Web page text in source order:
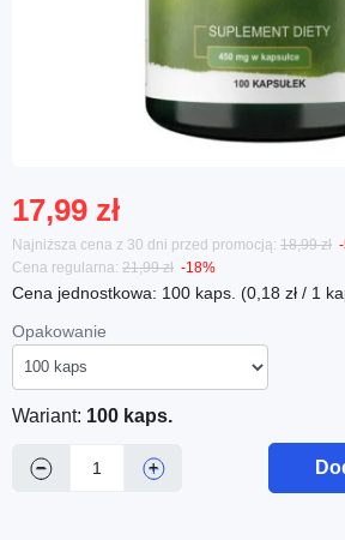
17,99 zł
Najniższa cena z 30 dni przed promocją: 18,99 zł
Cena regularna: 21,99 zł -18%
Cena jednostkowa: 100 kaps. (0,18 zł / 1
Opakowanie
Wariant: 100 kaps.
− +